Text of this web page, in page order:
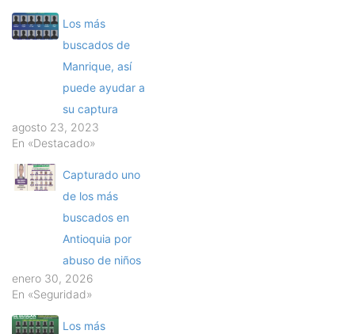
Los más
buscados de
Manrique, así
puede ayudar a
su captura
agosto 23, 2023
En «Destacado»
Capturado uno
de los más
buscados en
Antioquia por
abuso de niños
enero 30, 2026
En «Seguridad»
Los más